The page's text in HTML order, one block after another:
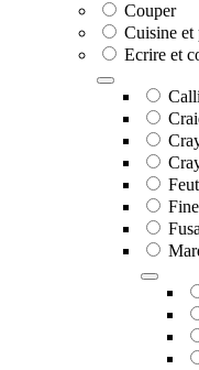
Couper
Cuisine et
Ecrire et